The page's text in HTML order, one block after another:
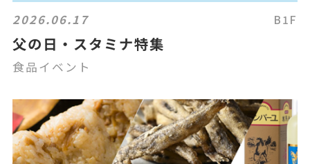
2026.06.17 B1F
父の日・スタミナ特集
食品イベント